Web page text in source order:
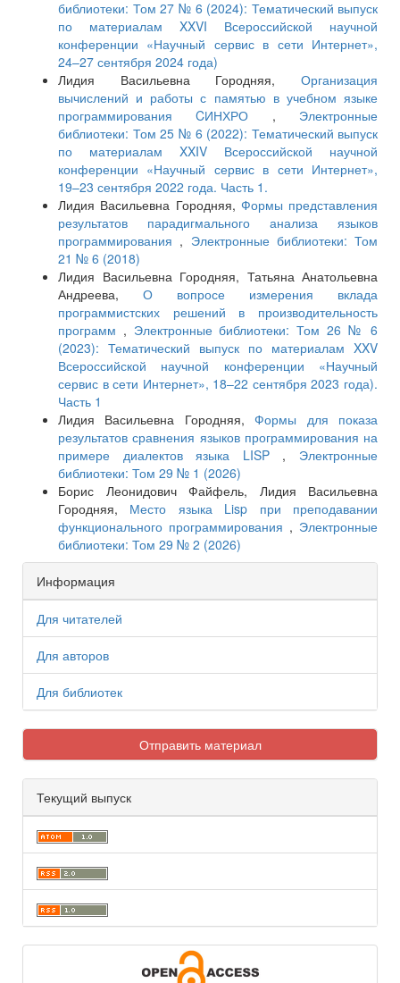
библиотеки: Том 27 № 6 (2024): Тематический выпуск
по материалам XXVI Всероссийской научной
конференции «Научный сервис в сети Интернет»,
24–27 сентября 2024 года)
Лидия Васильевна Городняя, Организация
вычислений и работы с памятью в учебном языке
программирования CИНХРО , Электронные
библиотеки: Том 25 № 6 (2022): Тематический выпуск
по материалам XXIV Всероссийской научной
конференции «Научный сервис в сети Интернет»,
19–23 сентября 2022 года. Часть 1.
Лидия Васильевна Городняя, Формы представления
результатов парадигмального анализа языков
программирования , Электронные библиотеки: Том
21 № 6 (2018)
Лидия Васильевна Городняя, Татьяна Анатольевна
Андреева, О вопросе измерения вклада
программистских решений в производительность
программ , Электронные библиотеки: Том 26 № 6
(2023): Тематический выпуск по материалам XXV
Всероссийской научной конференции «Научный
сервис в сети Интернет», 18–22 сентября 2023 года).
Часть 1
Лидия Васильевна Городняя,Формы для показа
результатов сравнения языков программирования на
примере диалектов языка LISP , Электронные
библиотеки: Том 29 № 1 (2026)
Борис Леонидович Файфель, Лидия Васильевна
Городняя, Место языка Lisp при преподавании
функционального программирования , Электронные
библиотеки: Том 29 № 2 (2026)
Информация
Для читателей
Для авторов
Для библиотек
Отправить материал
Текущий выпуск